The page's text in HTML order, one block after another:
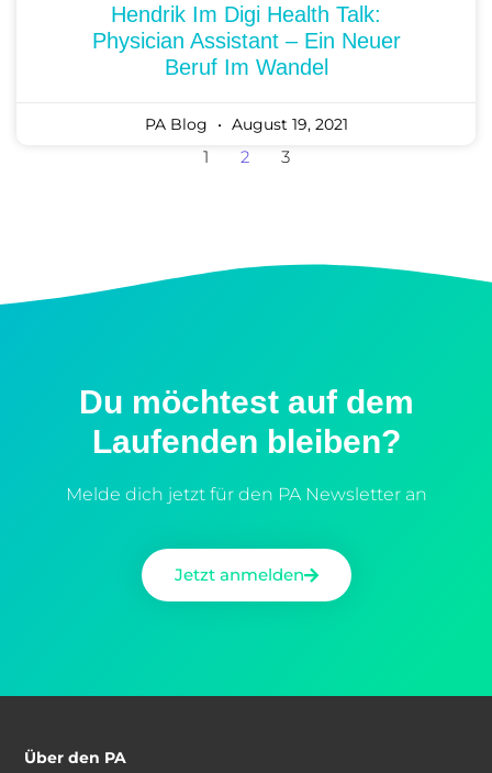
Hendrik Im Digi Health Talk:
Physician Assistant – Ein Neuer
Beruf Im Wandel
PA Blog August 19, 2021
1 2 3
Du möchtest auf dem
Laufenden bleiben?
Melde dich jetzt für den PA Newsletter an
Jetzt anmelden
Über den PA